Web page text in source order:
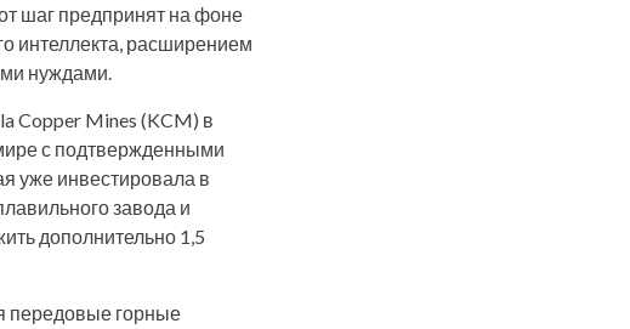
шаг предпринят на фоне
интеллекта, расширением
нуждами.
Copper Mines (KCM) в
с подтвержденными
уже инвестировала в
завода и
дополнительно 1,5
передовые горные